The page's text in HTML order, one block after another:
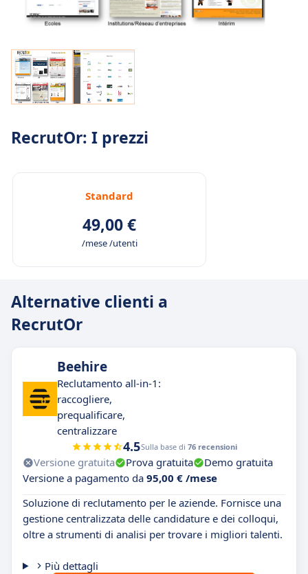
RecrutOr: I prezzi
Standard
49,00 €
/mese /utenti
Alternative clienti a
RecrutOr
Beehire
Reclutamento all-in-1:
raccogliere,
prequalificare,
centralizzare
4.5Sulla base di 76 recensioni
Versione gratuita Prova gratuita
Demo gratuita
Versione a pagamento da 95,00 € /mese
Soluzione di reclutamento per le aziende. Fornisce una
gestione centralizzata delle candidature e dei colloqui,
oltre a strumenti di analisi per trovare i migliori talenti.
Più dettagli